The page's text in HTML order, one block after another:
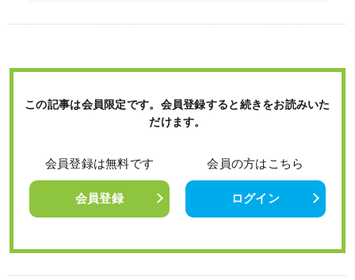
この記事は会員限定です。会員登録すると続きをお読みいた
だけます。
会員登録は無料です
会員登録
会員の方はこちら
ログイン